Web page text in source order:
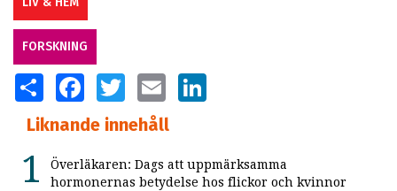
FORSKNING
SHARE FACEBOOKTWITTER EMAIL
Liknande innehåll
Överläkaren: Dags att uppmärksamma
hormonernas betydelse hos flickor och kvinnor